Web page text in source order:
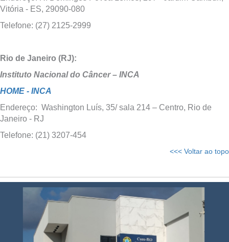
Vitória - ES, 29090-080
Telefone: (27) 2125-2999
Rio de Janeiro (RJ):
Instituto Nacional do Câncer – INCA
HOME - INCA
Endereço: Washington Luís, 35/ sala 214 – Centro, Rio de
Janeiro - RJ
Telefone: (21) 3207-454
<<< Voltar ao topo